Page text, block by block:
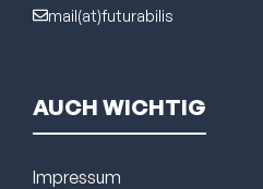
mail(at)futurabilis
AUCH WICHTIG
Impressum